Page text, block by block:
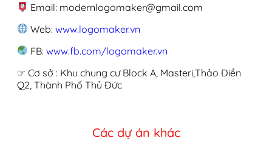
Email: modernlogomaker@gmail.com
Web: www.logomaker.vn
FB: www.fb.com/logomaker.vn
☞ Cơ sở : Khu chung cư Block A, Masteri,Thảo Điền
Q2, Thành Phố Thủ Đức
Các dự án khác